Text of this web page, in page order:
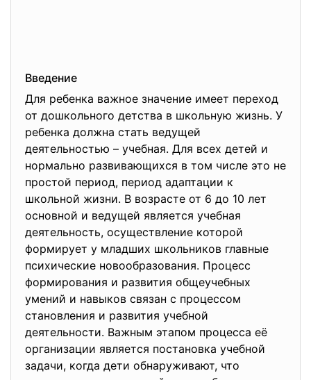
Введение
Для ребенка важное значение имеет переход
от дошкольного детства в школьную жизнь. У
ребенка должна стать ведущей
деятельностью – учебная. Для всех детей и
нормально развивающихся в том числе это не
простой период, период адаптации к
школьной жизни. В возрасте от 6 до 10 лет
основной и ведущей является учебная
деятельность, осуществление которой
формирует у младших школьников главные
психические новообразования. Процесс
формирования и развития общеучебных
умений и навыков связан с процессом
становления и развития учебной
деятельности. Важным этапом процесса её
организации является постановка учебной
задачи, когда дети обнаруживают, что